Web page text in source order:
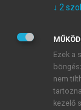
Kérek
veszem és
mersz.hu
tudomásul
↓ 2
Ezek a
nem
kezelő